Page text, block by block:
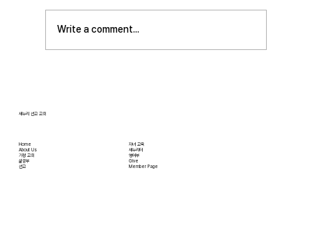
평신도 세미나가 어스틴 늘푸른교회에서 9월 25
일부터 27일까지 있습니다. 등록마감은 8월 7일
Write a comment...
Home
About Us
​가정 교회
​삶공부
​선교
자녀 교육
새누리터
영어부
Give
Member Page
새누리 선교 교회